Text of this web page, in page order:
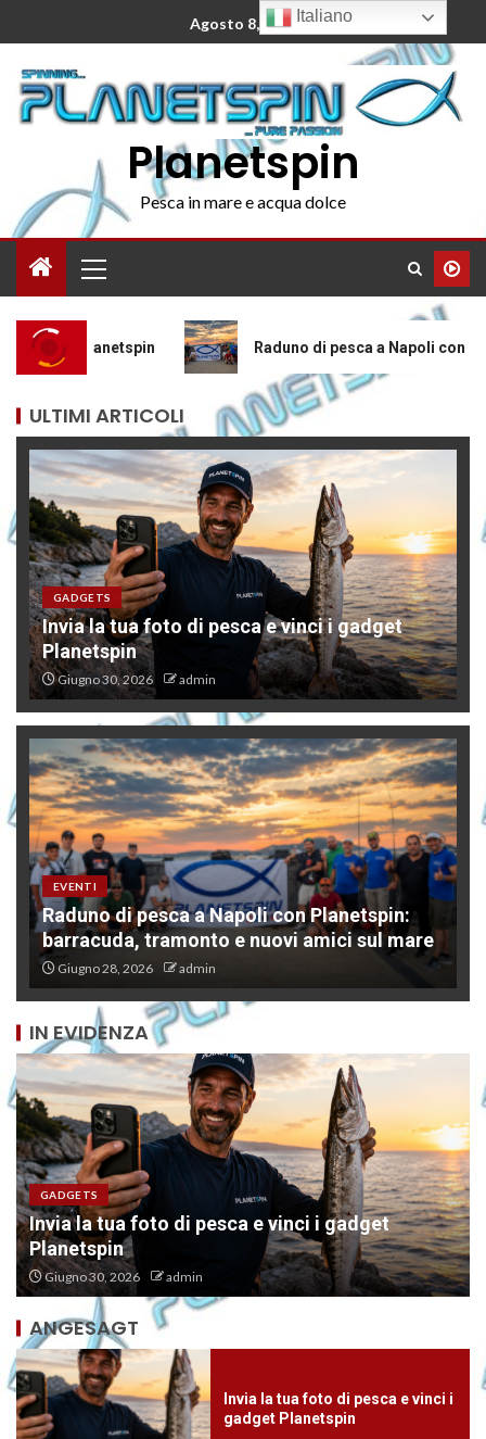
Agosto 8, 2026
Planetspin
Pesca in mare e acqua dolce
Raduno di pesca a Napoli con Planetspin:
ULTIMI ARTICOLI
GADGETS
Invia la tua foto di pesca e vinci i gadget
Planetspin
Giugno 30, 2026 admin
EVENTI
Raduno di pesca a Napoli con Planetspin:
barracuda, tramonto e nuovi amici sul mare
Giugno 28, 2026 admin
IN EVIDENZA
EVENTI
Raduno di pesca a Napoli con Planetspin:
barracuda, tramonto e nuovi amici sul mare
Giugno 28, 2026 admin
ANGESAGT
5
Otonabee 48: il minnow doppia
paletta, novità pesca spinning
Invia la tua foto di pesca e vinci i
gadget Planetspin
Raduno di pesca a Napoli con
Planetspin: barracuda,
tramonto e nuovi amici sul mare
Italiano